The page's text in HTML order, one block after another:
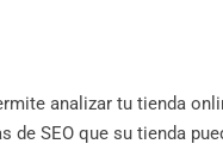
analizar tu tienda
SEO que su tienda